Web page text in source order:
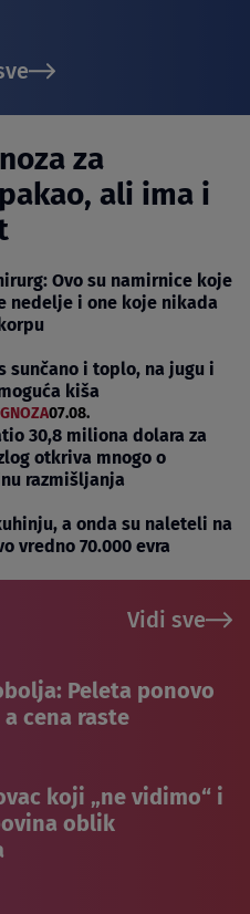
za
ali ima i
Ovo su namirnice koje
nedelje i one koje nikada
sunčano i toplo, na jugu i
kiša
07.08.
30,8 miliona dolara za
otkriva mnogo o
razmišljanja
a onda su naleteli na
vredno 70.000 evra
Vidi sve
Peleta ponovo
cena raste
koji „ne vidimo“ i
oblik